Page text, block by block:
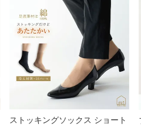
ストッキングソックス ショート